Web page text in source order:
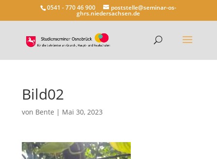
0541 - 770 46 900 poststelle@seminar-os-
ghrs.niedersachsen.de
Bild02
von Bente | Mai 30, 2023